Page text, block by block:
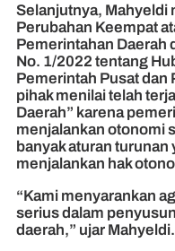
Selanjutnya, Mahyeldi
Perubahan Keempat
Pemerintahan Daerah
No. 1/2022 tentang
Pemerintah Pusat dan
pihak menilai telah
Daerah” karena
menjalankan otonomi
banyak aturan turunan
menjalankan hak
“Kami menyarankan
serius dalam
daerah,” ujar